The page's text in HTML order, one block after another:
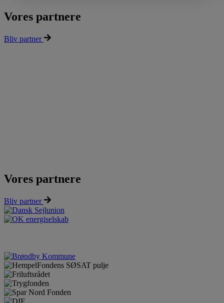
Vores partnere
Bliv partner
Vores partnere
Bliv partner